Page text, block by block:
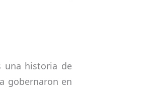
una historia de
gobernaron en